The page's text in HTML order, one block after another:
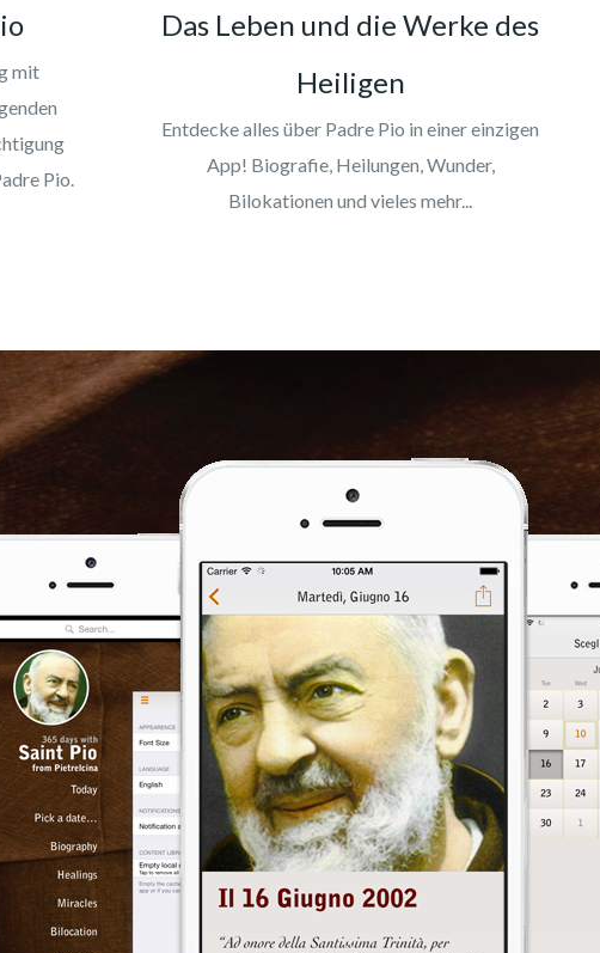
mit
Pio.
Das Leben und die Werke des
Heiligen
Entdecke alles über Padre Pio in einer einzigen
App! Biografie, Heilungen, Wunder,
Bilokationen und vieles mehr...